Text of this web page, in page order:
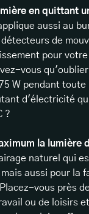
en quittant
aussi au
de
pour
vous
W pendant toute
d'électricité
?
la lumière
naturel qui
aussi pour la
vous près
ou de loisirs